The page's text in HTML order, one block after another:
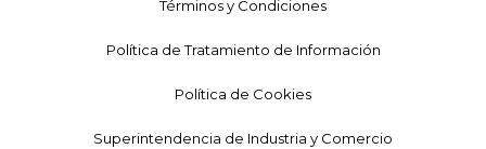
Términos y Condiciones
Política de Tratamiento de Información
Política de Cookies
Superintendencia de Industria y Comercio